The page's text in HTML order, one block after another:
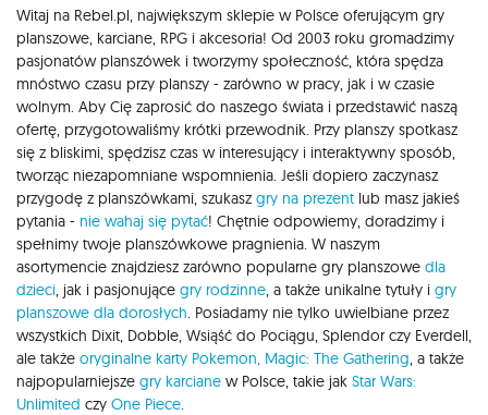
Witaj na Rebel.pl, największym sklepie w Polsce oferującym gry
planszowe, karciane, RPG i akcesoria! Od 2003 roku gromadzimy
pasjonatów planszówek i tworzymy społeczność, która spędza
mnóstwo czasu przy planszy - zarówno w pracy, jak i w czasie
wolnym. Aby Cię zaprosić do naszego świata i przedstawić naszą
ofertę, przygotowaliśmy krótki przewodnik. Przy planszy spotkasz
się z bliskimi, spędzisz czas w interesujący i interaktywny sposób,
tworząc niezapomniane wspomnienia. Jeśli dopiero zaczynasz
przygodę z planszówkami, szukasz gry na prezent lub masz jakieś
pytania - nie wahaj się pytać! Chętnie odpowiemy, doradzimy i
spełnimy twoje planszówkowe pragnienia. W naszym
asortymencie znajdziesz zarówno popularne gry planszowe dla
dzieci , jak i pasjonujące gry rodzinne , a także unikalne tytuły i gry
planszowe dla dorosłych . Posiadamy nie tylko uwielbiane przez
wszystkich Dixit, Dobble, Wsiąść do Pociągu, Splendor czy Everdell,
ale także oryginalne karty Pokemon, Magic: The Gathering , a także
najpopularniejsze gry karciane w Polsce, takie jak Star Wars:
Unlimited czy One Piece